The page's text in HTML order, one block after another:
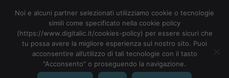
MENU
Noi e alcuni partner selezionati utilizziamo cookie o tecnologie
simili come specificato nella cookie policy
(https://www.digitalic.it/cookies-policy) per essere sicuri che
tu possa avere la migliore esperienza sul nostro sito. Puoi
acconsentire all’utilizzo di tali tecnologie con il tasto
"Acconsento" o proseguendo la navigazione.